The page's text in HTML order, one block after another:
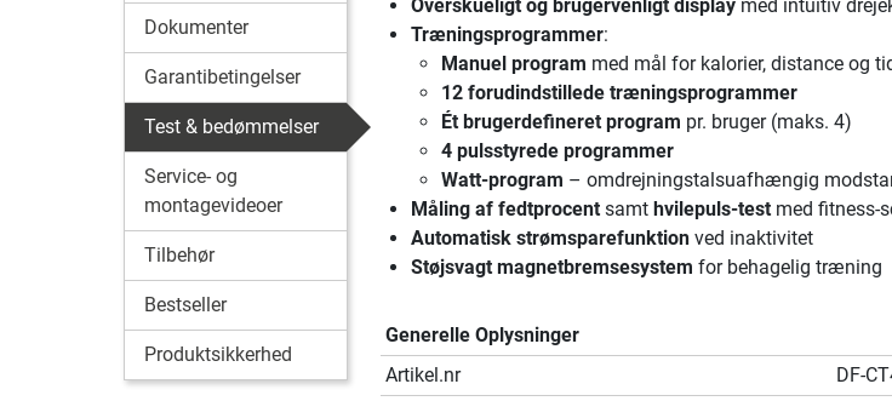
Dokumenter
Garantibetingelser
Test & bedømmelser
Service- og
montagevideoer
Tilbehør
Bestseller
Produktsikkerhed
Overskueligt og brugervenligt displaymed intuitiv
Træningsprogrammer:
Manuel program med mål for kalorier, distance og
12 forudindstillede træningsprogrammer
Ét brugerdefineret program pr. bruger (maks. 4)
4 pulsstyrede programmer
Watt-program – omdrejningstalsuafhængig
Måling af fedtprocentsamt hvilepuls-testmed fitness-
Automatisk strømsparefunktionved inaktivitet
Støjsvagt magnetbremsesystem for behagelig træning
Generelle Oplysninger
Artikel.nr
DF-